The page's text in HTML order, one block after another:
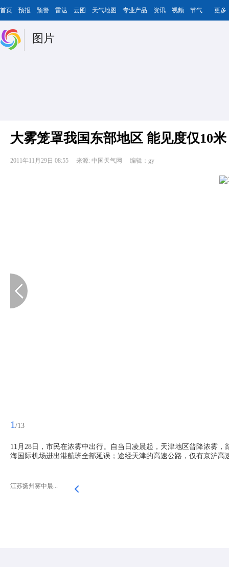
首页 预报 预警 雷达 云图 天气地图 专业产品 资讯 视频 节气 更多
图片
大雾笼罩我国东部地区 能见度仅10米
2011年11月29日 08:55 来源: 中国天气网 编辑：gy
1 /13
11月28日，市民在浓雾中出行。自当日凌晨起，天津地区普降浓雾
海国际机场进出港航班全部延误；途经天津的高速公路，仅有京沪
江苏扬州雾中晨...